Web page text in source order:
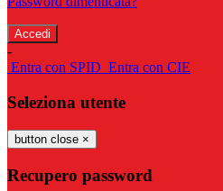
-
Entra con SPID Entra con CIE
Seleziona utente
button close ×
Recupero password